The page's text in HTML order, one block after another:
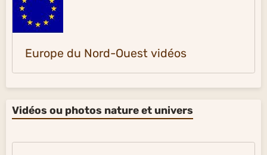
Europe du Nord-Ouest vidéos
Vidéos ou photos nature et univers